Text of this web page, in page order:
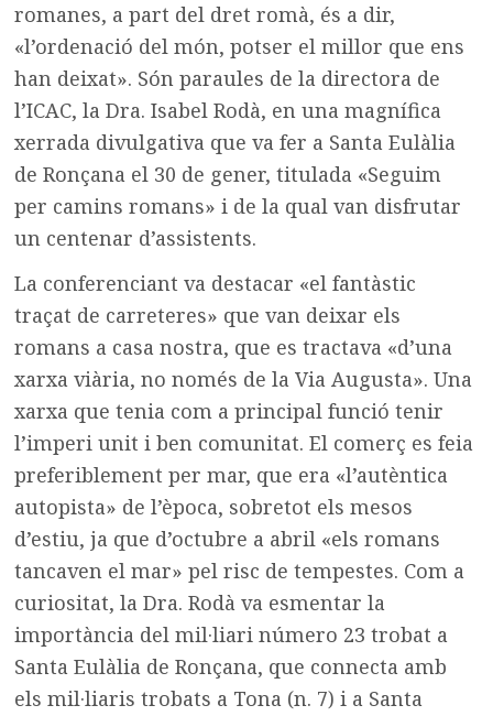
romanes, a part del dret romà, és a dir,
«l’ordenació del món, potser el millor que ens
han deixat». Són paraules de la directora de
l’ICAC, la Dra. Isabel Rodà, en una magnífica
xerrada divulgativa que va fer a Santa Eulàlia
de Ronçana el 30 de gener, titulada «Seguim
per camins romans» i de la qual van disfrutar
un centenar d’assistents.
La conferenciant va destacar «el fantàstic
traçat de carreteres» que van deixar els
romans a casa nostra, que es tractava «d’una
xarxa viària, no només de la Via Augusta». Una
xarxa que tenia com a principal funció tenir
l’imperi unit i ben comunitat. El comerç es feia
preferiblement per mar, que era «l’autèntica
autopista» de l’època, sobretot els mesos
d’estiu, ja que d’octubre a abril «els romans
tancaven el mar» pel risc de tempestes. Com a
curiositat, la Dra. Rodà va esmentar la
importància del mil·liari número 23 trobat a
Santa Eulàlia de Ronçana, que connecta amb
els mil·liaris trobats a Tona (n. 7) i a Santa